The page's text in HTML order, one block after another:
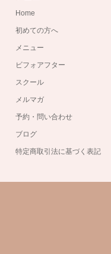
Home
初めての方へ
メニュー
ビフォアフター
スクール
メルマガ
予約・問い合わせ
ブログ
特定商取引法に基づく表記